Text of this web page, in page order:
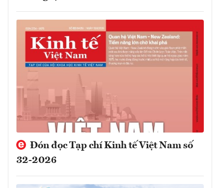
Đón đọc Tạp chí Kinh tế Việt Nam số
32-2026